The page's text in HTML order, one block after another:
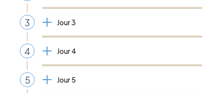
3 Jour 3
4 Jour 4
5 Jour 5